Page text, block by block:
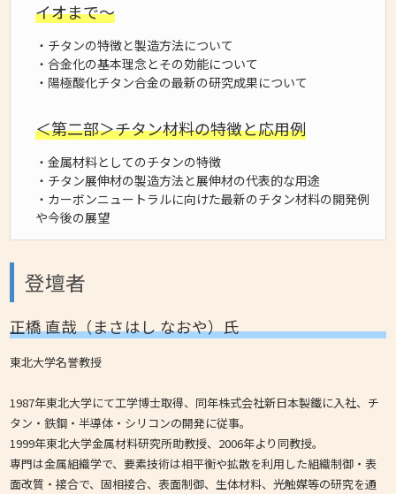
イオまで～
・チタンの特徴と製造方法について
・合金化の基本理念とその効能について
・陽極酸化チタン合金の最新の研究成果について
＜第二部＞チタン材料の特徴と応用例
・金属材料としてのチタンの特徴
・チタン展伸材の製造方法と展伸材の代表的な用途
・カーボンニュートラルに向けた最新のチタン材料の開発例
や今後の展望
登壇者
正橋 直哉（まさはし なおや）氏
東北大学名誉教授
1987年東北大学にて工学博士取得、同年株式会社新日本製鐵に入社、チ
タン・鉄鋼・半導体・シリコンの開発に従事。
1999年東北大学金属材料研究所助教授、2006年より同教授。
専門は金属組織学で、要素技術は相平衡や拡散を利用した組織制御・表
面改質・接合で、固相接合、表面制御、生体材料、光触媒等の研究を通